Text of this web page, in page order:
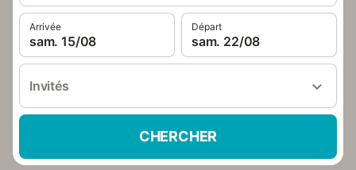
Arrivée
sam. 15/08
Départ
sam. 22/08
Invités
CHERCHER